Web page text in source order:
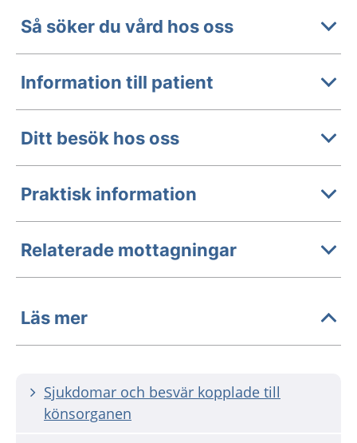
Så söker du vård hos oss
Information till patient
Ditt besök hos oss
Praktisk information
Relaterade mottagningar
Läs mer
Sjukdomar och besvär kopplade till
könsorganen